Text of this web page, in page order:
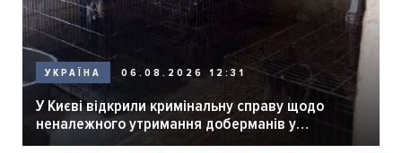
УКРАЇНА 06.08.2026 12:31
У Києві відкрили кримінальну справу щодо
неналежного утримання доберманів у
розпліднику